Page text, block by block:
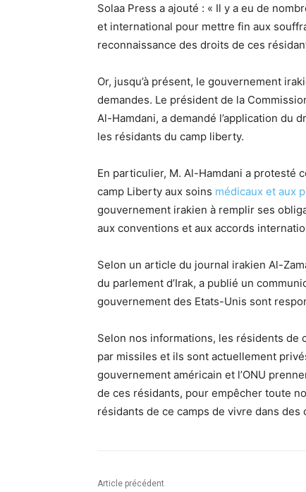
Solaa Press a ajouté : « Il y a eu de
et international pour mettre fin aux
reconnaissance des droits de ces
Or, jusqu’à présent, le gouvernement
demandes. Le président de la
Al-Hamdani, a demandé l’application
les résidants du camp liberty.
En particulier, M. Al-Hamdani a protesté
camp Liberty aux soins médicaux et aux
gouvernement irakien à remplir ses
aux conventions et aux accords
Selon un article du journal irakien Al-
du parlement d’Irak, a publié un
gouvernement des Etats-Unis sont
Selon nos informations, les résidents de
par missiles et ils sont actuellement
gouvernement américain et l’ONU
de ces résidants, pour empêcher toute
résidants de ce camps de vivre dans des
Article précédent